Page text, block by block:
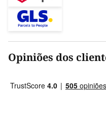
Opiniões dos